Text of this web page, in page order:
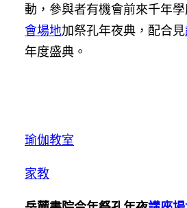
動，參與者有機會前來千年
會場地加祭孔年夜典，配合見
年度盛典。
瑜伽教室
家教